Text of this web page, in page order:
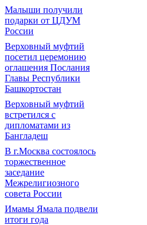
Малыши получили
подарки от ЦДУМ
России
Верховный муфтий
посетил церемонию
оглашения Послания
Главы Республики
Башкортостан
Верховный муфтий
встретился с
дипломатами из
Бангладеш
В г.Москва состоялось
торжественное
заседание
Межрелигиозного
совета России
Имамы Ямала подвели
итоги года